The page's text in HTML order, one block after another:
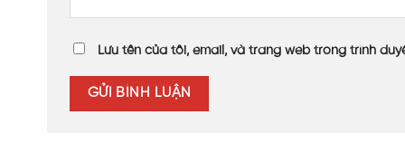
Mái vòm che cầu đi bộ kết nối với trung tâm
thẩm mỹ cho khu mua sắm.
Lưu tên của tôi, email, và trang web trong trình